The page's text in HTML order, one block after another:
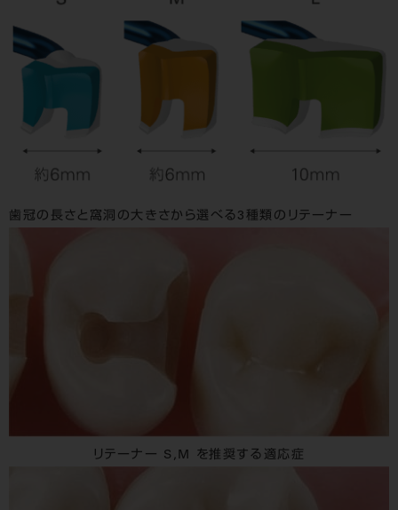
歯冠の長さと窩洞の大きさから選べる3種類のリテーナー
リテーナー S,M を推奨する適応症